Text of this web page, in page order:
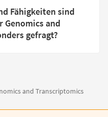
Fähigkeiten sind
Genomics and
gefragt?
and Transcriptomics